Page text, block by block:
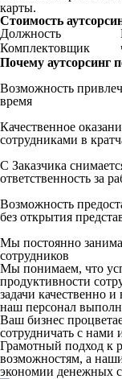
карты.
Стоимость
Должность
Комплектовщик
Почему аутсорсинг
Возможность
время
Качественное
сотрудниками в
С Заказчика
ответственность за
Возможность
без открытия
Мы постоянно
сотрудников
Мы понимаем, что
продуктивности
задачи качественно
наш персонал
Ваш бизнес
сотрудничать с нами
Грамотный подход к
возможностям, а
экономии денежных